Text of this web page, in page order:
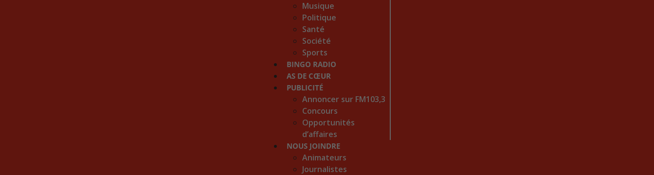
Musique
Politique
Santé
Société
Sports
BINGO RADIO
AS DE CŒUR
PUBLICITÉ
Annoncer sur FM103,3
Concours
Opportunités
d’affaires
NOUS JOINDRE
Animateurs
Journalistes